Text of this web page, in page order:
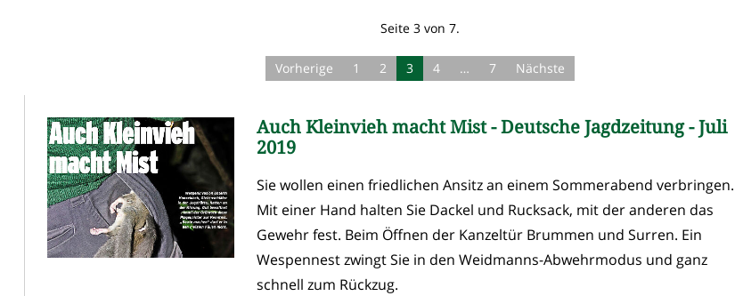
Seite 3 von 7.
Vorherige 1 2 3 4 … 7 Nächste
Auch Kleinvieh macht Mist - Deutsche Jagdzeitung - Juli
2019
Sie wollen einen friedlichen Ansitz an einem Sommerabend verbringen.
Mit einer Hand halten Sie Dackel und Rucksack, mit der anderen das
Gewehr fest. Beim Öffnen der Kanzeltür Brummen und Surren. Ein
Wespennest zwingt Sie in den Weidmanns-Abwehrmodus und ganz
schnell zum Rückzug.